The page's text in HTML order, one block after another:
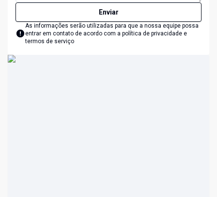
Enviar
As informações serão utilizadas para que a nossa equipe possa
entrar em contato de acordo com a política de privacidade e
termos de serviço